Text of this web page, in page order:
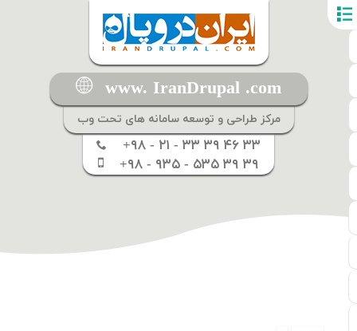
www. IranDrupal .com
مرکز طراحی و توسعه سامانه های تحت وب
+۹۸ - ۲۱ - ۳۳ ۳۹ ۴۶ ۳۳
+۹۸ - ۹۳۵ - ۵۳۵ ۳۹ ۳۹